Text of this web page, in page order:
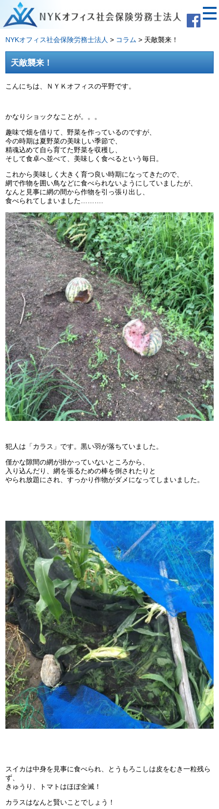
NYKオフィス社会保険労務士法人 > コラム > 天敵襲来！
天敵襲来！
こんにちは、ＮＹＫオフィスの平野です。
かなりショックなことが。。。
趣味で畑を借りて、野菜を作っているのですが、
今の時期は夏野菜の美味しい季節で、
精魂込めて自ら育てた野菜を収穫し、
そして食卓へ並べて、美味しく食べるという毎日。
これから美味しく大きく育つ良い時期になってきたので、
網で作物を囲い鳥などに食べられないようにしていましたが、
なんと見事に網の間から作物を引っ張り出し、
食べられてしまいました……….
犯人は「カラス」です。黒い羽が落ちていました。
僅かな隙間の網が掛かっていないところから、
入り込んだり、網を張るための棒を倒されたりと
やられ放題にされ、すっかり作物がダメになってしまいました。
スイカは中身を見事に食べられ、とうもろこしは皮をむき一粒残ら
ず、
きゅうり、トマトはほぼ全滅！
カラスはなんと賢いことでしょう！